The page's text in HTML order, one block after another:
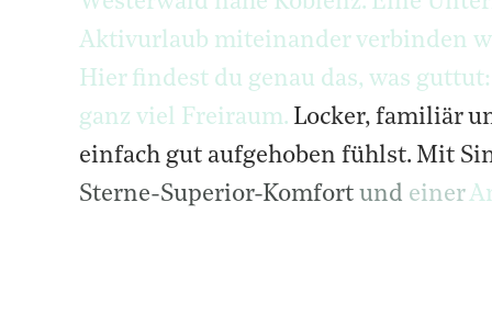
Aktivurlaub miteinanderverbinden
Hier findest du genau das, was guttut:
ganz viel Freiraum. Locker, familiär
Locker, familiär
einfach gut aufgehoben fühlst. Mit
Sterne-Superior-Komfort und einer